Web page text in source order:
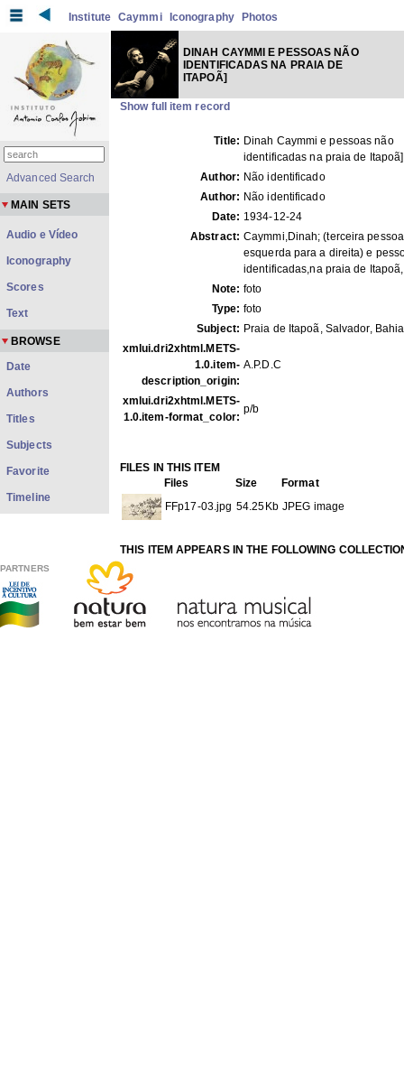
Institute Caymmi Iconography Photos
DINAH CAYMMI E PESSOAS NÃO
IDENTIFICADAS NA PRAIA DE
ITAPOÃ]
Show full item record
Title: Dinah Caymmi e pessoas não
identificadas na praia de Itapoã]
Author: Não identificado
Author: Não identificado
Date: 1934-12-24
Abstract: Caymmi,Dinah; (terceira
esquerda para a direita) e
identificadas,na praia de
Note: foto
Type: foto
Subject: Praia de Itapoã, Salvador, Bahia
xmlui.dri2xhtml.METS-
1.0.item-
description_origin:
A.P.D.C
xmlui.dri2xhtml.METS-
1.0.item-format_color:
p/b
FILES IN THIS ITEM
Files
Size
Format
FFp17-03.jpg 54.25Kb JPEG image
THIS ITEM APPEARS IN THE FOLLOWING
Photos
Show full item record
Advanced Search
MAIN SETS
Audio e Vídeo
Iconography
Scores
Text
BROWSE
Date
Authors
Titles
Subjects
Favorite
Timeline
PARTNERS